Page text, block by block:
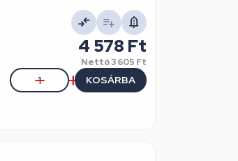
4 578 Ft
Nettó3 605 Ft
KOSÁRBA